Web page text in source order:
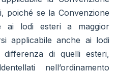
poiché se la Convenzione
ai lodi esteri a maggior
applicabile anche ai lodi
di quelli esteri,
nell’ordinamento